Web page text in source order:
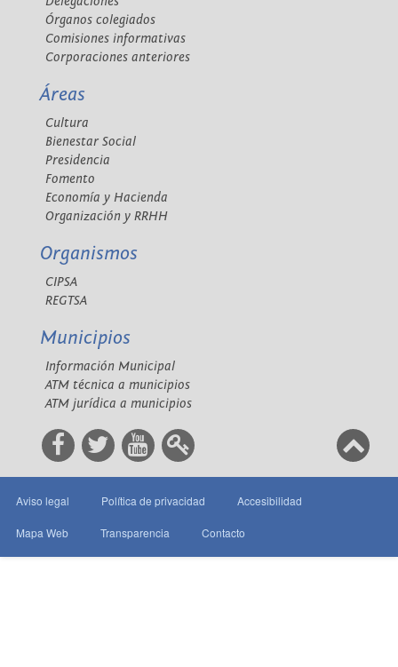
Órganos colegiados
Comisiones informativas
Corporaciones anteriores
Áreas
Cultura
Bienestar Social
Presidencia
Fomento
Economía y Hacienda
Organización y RRHH
Organismos
CIPSA
REGTSA
Municipios
Información Municipal
ATM técnica a municipios
ATM jurídica a municipios
Aviso legal Política de privacidad Accesibilidad
Mapa Web Transparencia Contacto